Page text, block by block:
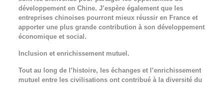
développement en Chine. J’espère également que les
entreprises chinoises pourront mieux réussir en France et
apporter une plus grande contribution à son développement
économique et social.
Inclusion et enrichissement mutuel.
Tout au long de l’histoire, les échanges et l’enrichissement
mutuel entre les civilisations ont contribué à la diversité du